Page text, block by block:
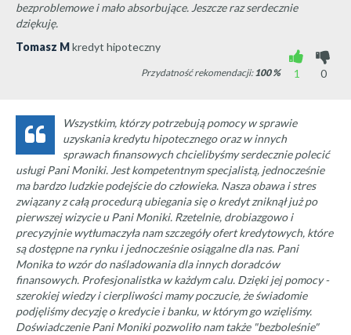
bezproblemowe i mało absorbujące. Jeszcze raz serdecznie
dziękuję.
Tomasz Mkredyt hipoteczny
1
0
Przydatność rekomendacji:100%
Wszystkim, którzy potrzebują pomocy w sprawie
uzyskania kredytu hipotecznego oraz w innych
sprawach finansowych chcielibyśmy serdecznie polecić
usługi Pani Moniki. Jest kompetentnym specjalistą, jednocześnie
ma bardzo ludzkie podejście do człowieka. Nasza obawa i stres
związany z całą procedurą ubiegania się o kredyt zniknął już po
pierwszej wizycie u Pani Moniki. Rzetelnie, drobiazgowo i
precyzyjnie wytłumaczyła nam szczegóły ofert kredytowych, które
są dostępne na rynku i jednocześnie osiągalne dla nas. Pani
Monika to wzór do naśladowania dla innych doradców
finansowych. Profesjonalistka w każdym calu. Dzięki jej pomocy -
szerokiej wiedzy i cierpliwości mamy poczucie, że świadomie
podjęliśmy decyzję o kredycie i banku, w którym go wzięliśmy.
Doświadczenie Pani Moniki pozwoliło nam także "bezboleśnie"